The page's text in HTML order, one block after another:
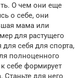
О чем они еще
о себе, они
мама или
для растущего
себя для спорта,
полноценного
себе формирует
Станьте для него